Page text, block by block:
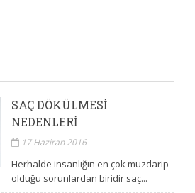
SAÇ DÖKÜLMESI
NEDENLERI
17 Haziran 2016
Herhalde insanlığın en çok muzdarip
olduğu sorunlardan biridir saç...